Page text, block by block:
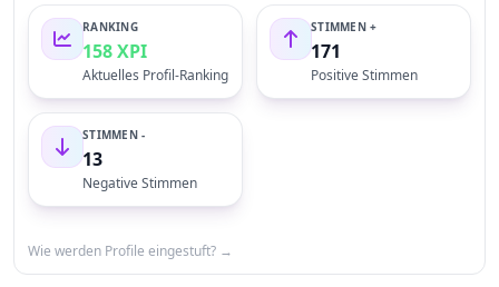
RANKING
158 XPI
Aktuelles Profil-Ranking
STIMMEN +
171
Positive Stimmen
STIMMEN -
13
Negative Stimmen
Wie werden Profile eingestuft? →